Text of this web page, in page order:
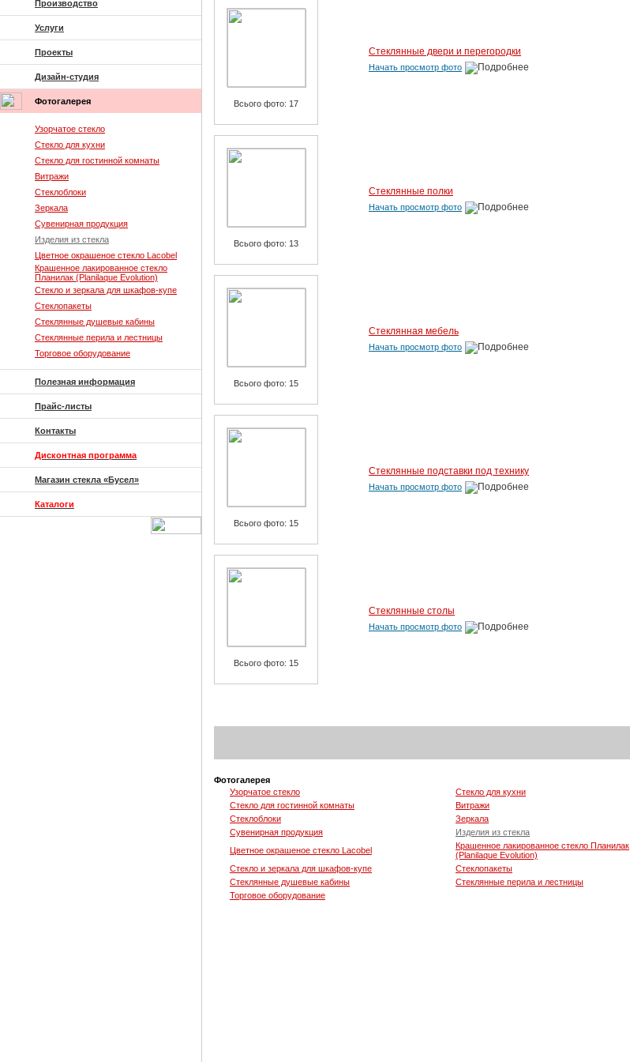
Производство
Услуги
Проекты
Дизайн-студия
Фотогалерея
Узорчатое стекло
Стекло для кухни
Стекло для гостинной комнаты
Витражи
Стеклоблоки
Зеркала
Сувенирная продукция
Изделия из стекла
Цветное окрашеное стекло Lacobel
Крашенное лакированное стекло
Планилак (Planilaque Evolution)
Стекло и зеркала для шкафов-купе
Стеклопакеты
Стеклянные душевые кабины
Стеклянные перила и лестницы
Торговое оборудование
Полезная информация
Прайс-листы
Контакты
Дисконтная программа
Магазин стекла «Бусел»
Каталоги
Всього фото: 17
Стеклянные двери и перегородки
Начать просмотр фото
Всього фото: 13
Стеклянные полки
Начать просмотр фото
Всього фото: 15
Стеклянная мебель
Начать просмотр фото
Всього фото: 15
Стеклянные подставки под технику
Начать просмотр фото
Всього фото: 15
Стеклянные столы
Начать просмотр фото
Фотогалерея
Узорчатое стекло
Стекло для кухни
Стекло для гостинной комнаты
Витражи
Стеклоблоки
Зеркала
Сувенирная продукция
Изделия из стекла
Цветное окрашеное стекло Lacobel
Крашенное лакированное стекло Планилак
(Planilaque Evolution)
Стекло и зеркала для шкафов-купе
Стеклопакеты
Стеклянные душевые кабины
Стеклянные перила и лестницы
Торговое оборудование